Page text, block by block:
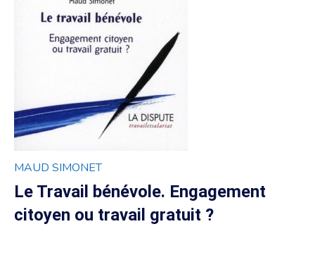
MAUD SIMONET
Le Travail bénévole. Engagement
citoyen ou travail gratuit ?